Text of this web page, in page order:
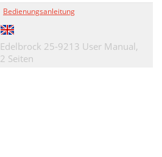
Bedienungsanleitung
Edelbrock 25-9213 User Manual,
2 Seiten